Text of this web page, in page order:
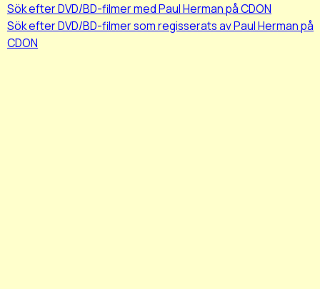
Sök efter DVD/BD-filmer med Paul Herman på CDON
Sök efter DVD/BD-filmer som regisserats av Paul Herman på
CDON